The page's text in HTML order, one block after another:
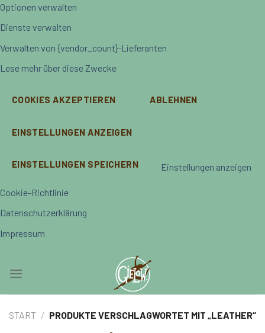
Optionen verwalten
Dienste verwalten
Verwalten von {vendor_count}-Lieferanten
Lese mehr über diese Zwecke
COOKIES AKZEPTIEREN ABLEHNEN
EINSTELLUNGEN ANZEIGEN
EINSTELLUNGEN SPEICHERN Einstellungen anzeigen
Cookie-Richtlinie
Datenschutzerklärung
Impressum
START / PRODUKTE VERSCHLAGWORTET MIT „LEATHER“